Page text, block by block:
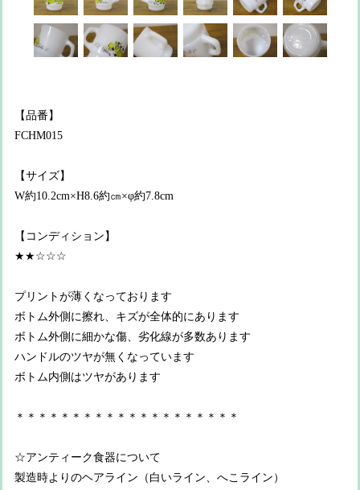
【品番】
FCHM015
【サイズ】
W約10.2cm×H8.6約㎝×φ約7.8cm
【コンディション】
★★☆☆☆
プリントが薄くなっております
ボトム外側に擦れ、キズが全体的にあります
ボトム外側に細かな傷、劣化線が多数あります
ハンドルのツヤが無くなっています
ボトム内側はツヤがあります
＊＊＊＊＊＊＊＊＊＊＊＊＊＊＊＊＊＊＊＊
☆アンティーク食器について
製造時よりのヘアライン（白いライン、へこライン）